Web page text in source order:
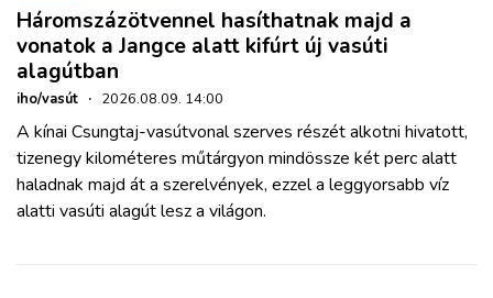
HAJÓZÁS
BLOG
ARCHÍVUM
Háromszázötvennel hasíthatnak majd a
vonatok a Jangce alatt kifúrt új vasúti
alagútban
iho/vasút · 2026.08.09. 14:00
A kínai Csungtaj-vasútvonal szerves részét alkotni hivatott,
tizenegy kilométeres műtárgyon mindössze két perc alatt
haladnak majd át a szerelvények, ezzel a leggyorsabb víz
alatti vasúti alagút lesz a világon.